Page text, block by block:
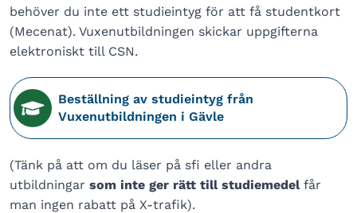
behöver du inte ett studieintyg för att få studentkort
(Mecenat). Vuxenutbildningen skickar uppgifterna
elektroniskt till CSN.
Beställning av studieintyg från
Vuxenutbildningen i Gävle
(Tänk på att om du läser på sfi eller andra
utbildningar som inte ger rätt till studiemedel får
man ingen rabatt på X-trafik).